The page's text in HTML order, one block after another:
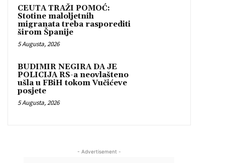
CEUTA TRAŽI POMOĆ:
Stotine maloljetnih
migranata treba rasporediti
širom Španije
5 Augusta, 2026
BUDIMIR NEGIRA DA JE
POLICIJA RS-a neovlašteno
ušla u FBiH tokom Vučićeve
posjete
5 Augusta, 2026
- Advertisement -